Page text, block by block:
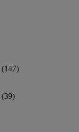
(147)
(39)